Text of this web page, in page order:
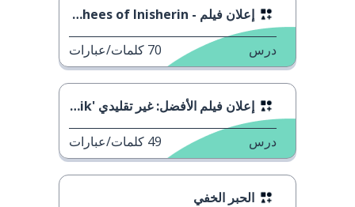
إعلان فيلم - The Banshees of Inisherin
درس 70 كلمات/عبارات
إعلان فيلم الأفضل: غير تقليدي 'Top Gun: Maverik'
درس 49 كلمات/عبارات
الحبر الخفي